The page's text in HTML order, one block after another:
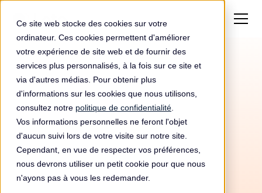
Ce site web stocke des cookies sur votre
ordinateur. Ces cookies permettent d'améliorer
votre expérience de site web et de fournir des
services plus personnalisés, à la fois sur ce site et
via d'autres médias. Pour obtenir plus
d'informations sur les cookies que nous utilisons,
consultez notre politique de confidentialité
Vos informations personnelles ne feront l'objet
d'aucun suivi lors de votre visite sur notre site.
Cependant, en vue de respecter vos préférences,
nous devrons utiliser un petit cookie pour que nous
n'ayons pas à vous les redemander.
Amende de
14500000€ pour
Tiktok